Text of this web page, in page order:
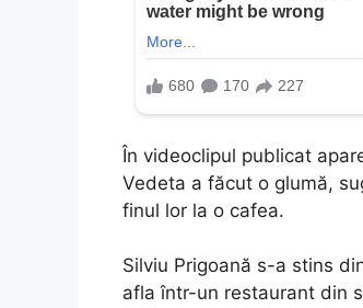
În videoclipul publicat
Vedeta a făcut o glumă,
finul lor la o cafea.
Silviu Prigoană s-a stins
afla într-un restaurant din